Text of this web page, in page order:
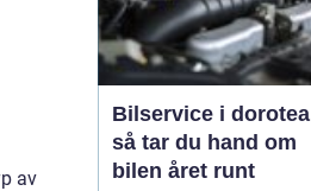
av
Bilservice i dorotea
så tar du hand om
bilen året runt